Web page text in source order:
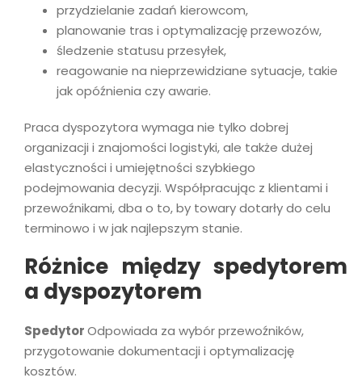
przydzielanie zadań kierowcom,
planowanie tras i optymalizację przewozów,
śledzenie statusu przesyłek,
reagowanie na nieprzewidziane sytuacje, takie
jak opóźnienia czy awarie.
Praca dyspozytora wymaga nie tylko dobrej
organizacji i znajomości logistyki, ale także dużej
elastyczności i umiejętności szybkiego
podejmowania decyzji. Współpracując z klientami i
przewoźnikami, dba o to, by towary dotarły do celu
terminowo i w jak najlepszym stanie.
Różnice między spedytorem
a dyspozytorem
SpedytorOdpowiada za wybór przewoźników,
przygotowanie dokumentacji i optymalizację
kosztów.